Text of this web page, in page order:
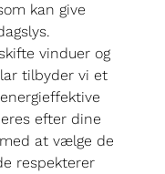
kan give
vinduer og
tilbyder vi et
efter dine
at vælge de
respekterer